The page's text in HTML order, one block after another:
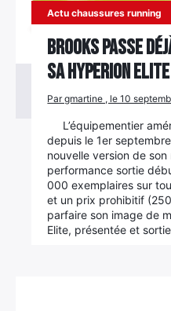
Actu chaussures running
Brooks passe
sa Hyperion Elite
Par gmartine , le 10
L’équipementier
depuis le 1er
nouvelle version de
performance sortie
000 exemplaires sur
et un prix prohibitif
parfaire son image de
Elite, présentée et